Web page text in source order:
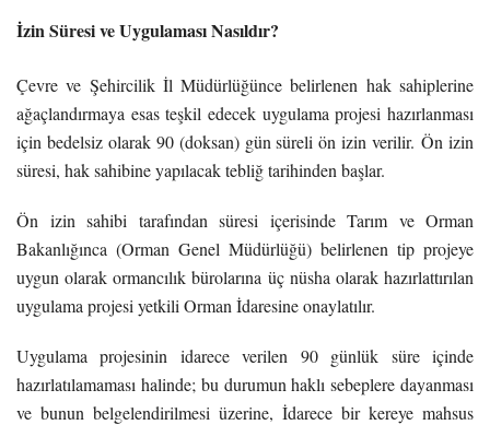
İzin Süresi ve Uygulaması Nasıldır?
Çevre ve Şehircilik İl Müdürlüğünce belirlenen hak sahiplerine
ağaçlandırmaya esas teşkil edecek uygulama projesi hazırlanması
için bedelsiz olarak 90 (doksan) gün süreli ön izin verilir. Ön izin
süresi, hak sahibine yapılacak tebliğ tarihinden başlar.
Ön izin sahibi tarafından süresi içerisinde Tarım ve Orman
Bakanlığınca (Orman Genel Müdürlüğü) belirlenen tip projeye
uygun olarak ormancılık bürolarına üç nüsha olarak hazırlattırılan
uygulama projesi yetkili Orman İdaresine onaylatılır.
Uygulama projesinin idarece verilen 90 günlük süre içinde
hazırlatılamaması halinde; bu durumun haklı sebeplere dayanması
ve bunun belgelendirilmesi üzerine, İdarece bir kereye mahsus